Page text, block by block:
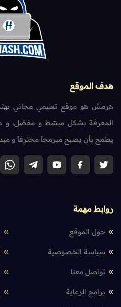
هدف الموقع
هرمش هو موقع تعليمي مجاني يهتم
المعرفة بشكل مبسّط و مفصّل، و
يطمح بأن يصبح مبرمجاً محترفاً و
روابط مهمة
حول الموقع
سياسة الخصوصية
تواصل معنا
برامج الرعاية